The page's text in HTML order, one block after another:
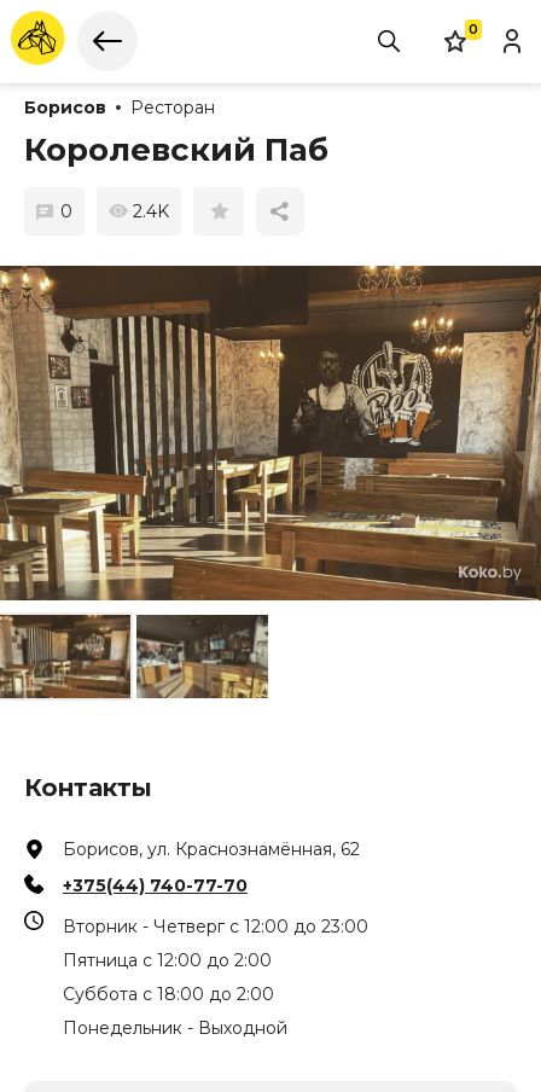
0
Борисов Ресторан
Королевский Паб
0 2.4K
Контакты
Борисов, ул. Краснознамённая, 62
+375(44) 740-77-70
Вторник - Четверг с 12:00 до 23:00
Пятница с 12:00 до 2:00
Суббота с 18:00 до 2:00
Понедельник - Выходной